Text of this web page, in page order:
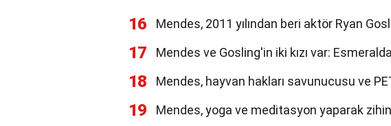
16 Mendes, 2011 yılından beri aktör Ryan
17 Mendes ve Gosling'in iki kızı var:
18 Mendes, hayvan hakları savunucusu ve
19 Mendes, yoga ve meditasyon yaparak